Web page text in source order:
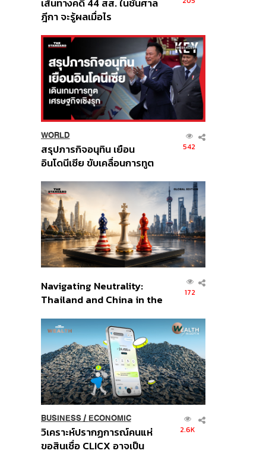
เส้นทางคดี 44 สส. ในชั้นศาล
ฎีกา จะรู้ผลเมื่อไร
WORLD
สรุปภารกิจอนุทิน เยือน
อินโดนีเซีย ขับเคลื่อนการทูต
ส่วนยุทธศาสตร์ไทย –
อินโดนีเซีย
542
Navigating Neutrality:
Thailand and China in the
Order
172
BUSINESS/ ECONOMIC
วิเคราะห์ปรากฏการณ์คนแห่
ขอสินเชื่อ CLICX อาจเป็น
2.6K